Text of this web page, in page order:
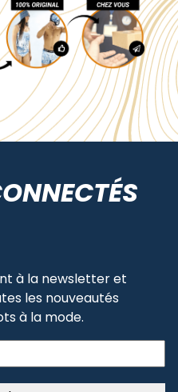
à la newsletter et
les nouveautés
à la mode.